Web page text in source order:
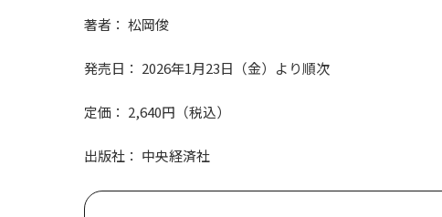
著者： 松岡俊
発売日： 2026年1月23日（金）より順次
定価： 2,640円（税込）
出版社： 中央経済社